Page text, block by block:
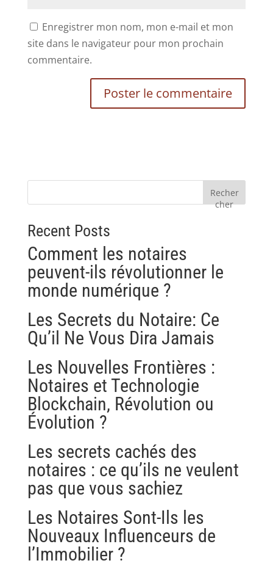
Enregistrer mon nom, mon e-mail et mon
site dans le navigateur pour mon prochain
commentaire.
Recher
cher
Recent Posts
Comment les notaires
peuvent-ils révolutionner le
monde numérique ?
Les Secrets du Notaire: Ce
Qu’il Ne Vous Dira Jamais
Les Nouvelles Frontières :
Notaires et Technologie
Blockchain, Révolution ou
Évolution ?
Les secrets cachés des
notaires : ce qu’ils ne veulent
pas que vous sachiez
Les Notaires Sont-Ils les
Nouveaux Influenceurs de
l’Immobilier ?